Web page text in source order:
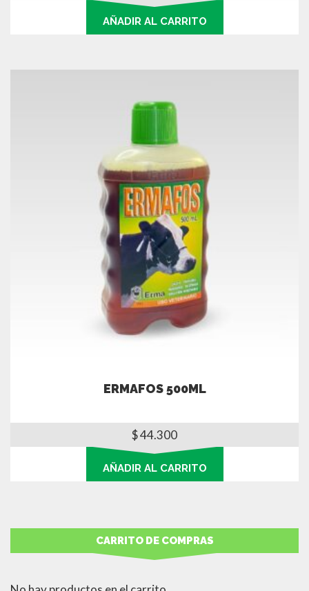
AÑADIR AL CARRITO
ERMAFOS 500ML
$44.300
AÑADIR AL CARRITO
CARRITO DE COMPRAS